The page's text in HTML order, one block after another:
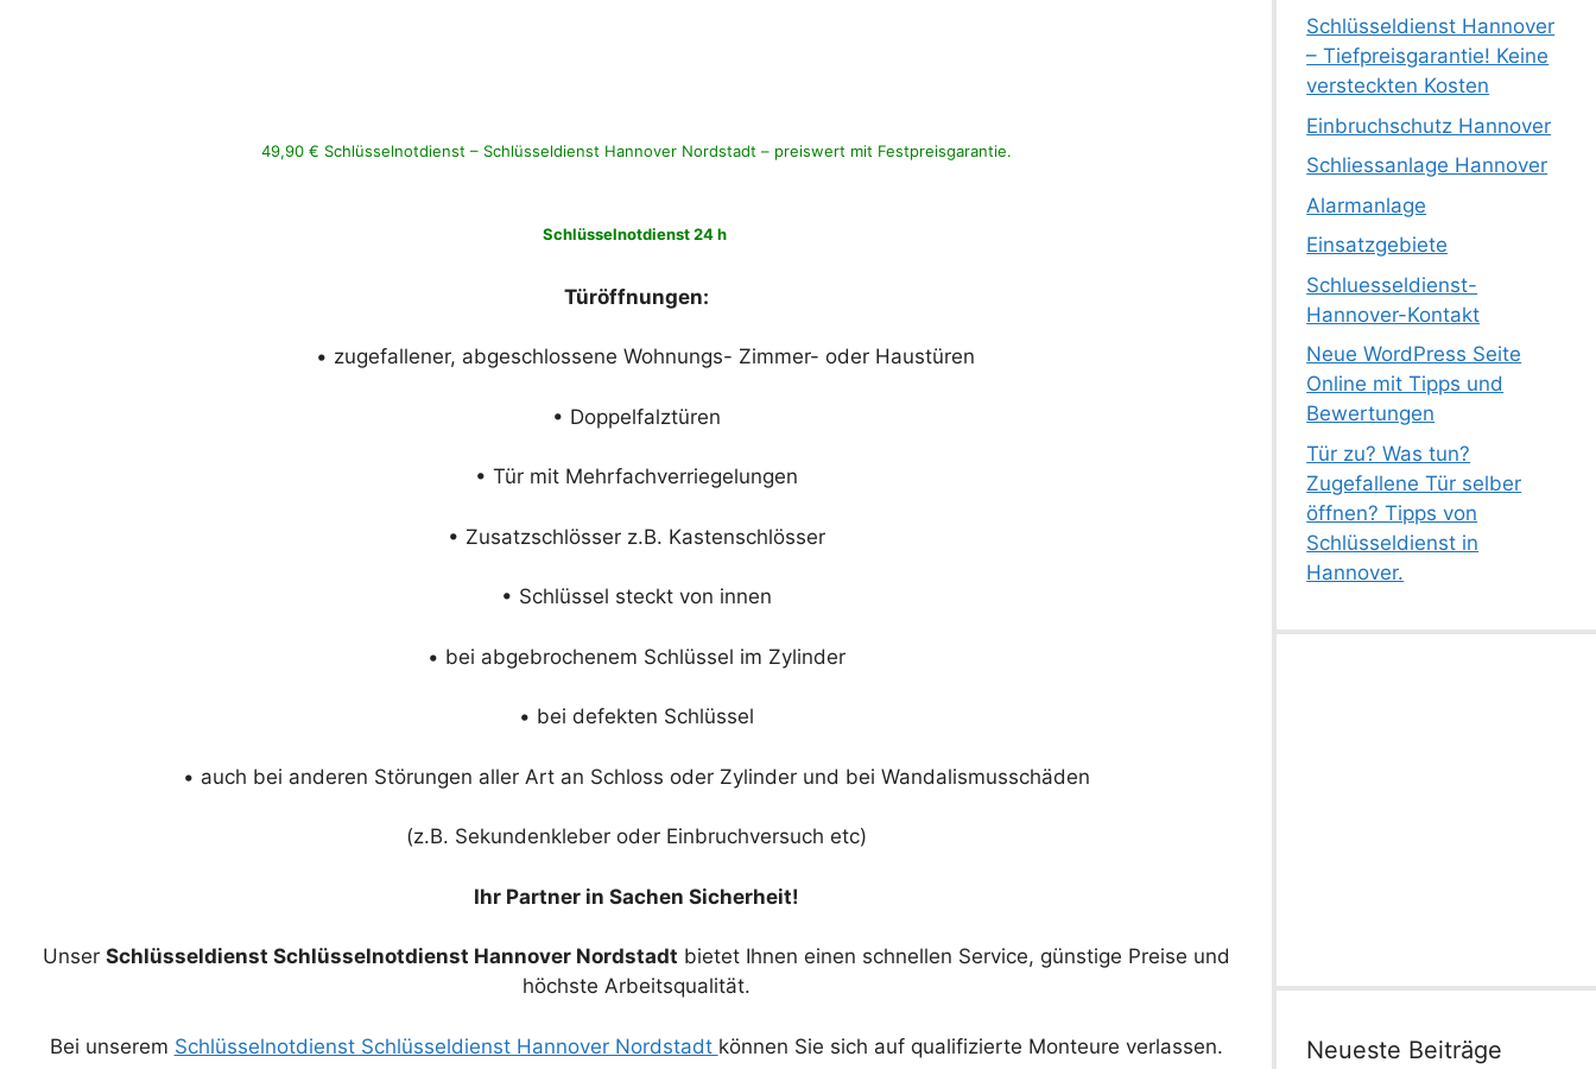
49,90 € Schlüsselnotdienst – Schlüsseldienst Hannover Nordstadt – preiswert mit Festpreisgarantie.
Schlüsselnotdienst 24 h
Türöffnungen:
• zugefallener, abgeschlossene Wohnungs- Zimmer- oder Haustüren
• Doppelfalztüren
• Tür mit Mehrfachverriegelungen
• Zusatzschlösser z.B. Kastenschlösser
• Schlüssel steckt von innen
• bei abgebrochenem Schlüssel im Zylinder
• bei defekten Schlüssel
• auch bei anderen Störungen aller Art an Schloss oder Zylinder und bei Wandalismusschäden
(z.B. Sekundenkleber oder Einbruchversuch etc)
Ihr Partner in Sachen Sicherheit!
Unser Schlüsseldienst Schlüsselnotdienst Hannover Nordstadt bietet Ihnen einen schnellen Service, günstige Preise und
höchste Arbeitsqualität.
Bei unserem Schlüsselnotdienst Schlüsseldienst Hannover Nordstadt können Sie sich auf qualifizierte Monteure verlassen.
Schlüsseldienst Hannover
– Tiefpreisgarantie! Keine
versteckten Kosten
Einbruchschutz Hannover
Schliessanlage Hannover
Alarmanlage
Einsatzgebiete
Schluesseldienst-
Hannover-Kontakt
Neue WordPress Seite
Online mit Tipps und
Bewertungen
Tür zu? Was tun?
Zugefallene Tür selber
öffnen? Tipps von
Schlüsseldienst in
Hannover.
Neueste Beiträge